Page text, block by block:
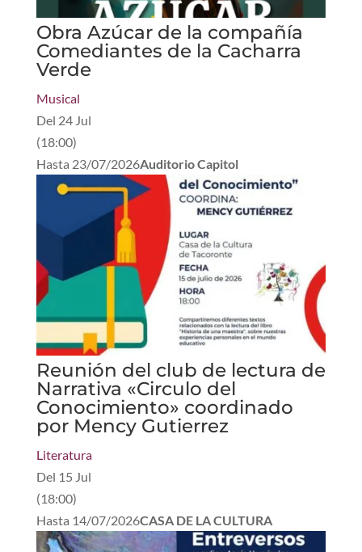
Obra Azúcar de la compañía
Comediantes de la Cacharra
Verde
Musical
Del 24 Jul
(18:00)
Hasta 23/07/2026Auditorio Capitol
Reunión del club de lectura de
Narrativa «Circulo del
Conocimiento» coordinado
por Mency Gutierrez
Literatura
Del 15 Jul
(18:00)
Hasta 14/07/2026CASA DE LA CULTURA